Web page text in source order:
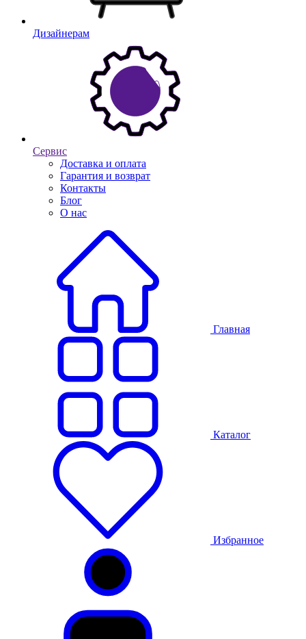
Дизайнерам
Сервис
Доставка и оплата
Гарантия и возврат
Контакты
Блог
О нас
Главная
Каталог
Избранное